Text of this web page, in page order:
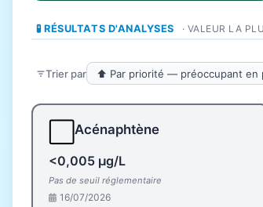
🧪 RÉSULTATS D'ANALYSES · VALEUR LA
Trier par
Acénaphtène
<0,005 µg/L
Pas de seuil réglementaire
16/07/2026